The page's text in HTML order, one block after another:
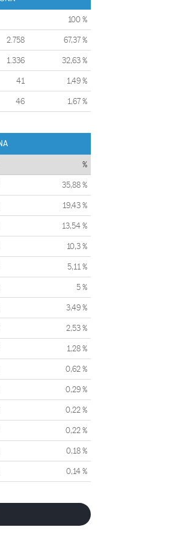
100 %
2.758 67,37 %
1.336 32,63 %
41 1,49 %
46 1,67 %
%
35,88 %
19,43 %
13,54 %
10,3 %
5,11 %
5 %
3,49 %
2,53 %
1,28 %
0,62 %
0,29 %
0,22 %
0,22 %
0,18 %
0,14 %